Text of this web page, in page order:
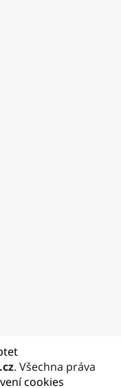
. Všechna práva
cookies